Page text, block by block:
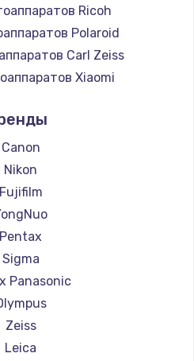
Ricoh
Polaroid
Carl Zeiss
Xiaomi
Kodak
Blackmagic
Canon
Nikon
Fujifilm
Pentax
Sigma
Panasonic
Zeiss
Leica